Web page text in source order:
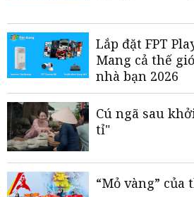
Lắp đặt FPT
Mang cả thế
nhà bạn 2026
Cú ngã sau
tỉ"
“Mỏ vàng” của